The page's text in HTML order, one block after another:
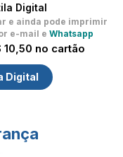
Digital
e ainda pode imprimir
e-mail e Whatsapp
10,50 no cartão
Digital